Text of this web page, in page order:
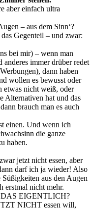
aber einfach ultra
– aus dem Sinn‘?
Gegenteil – und zwar:
bei mir) – wenn man
anderes immer drüber redet
dann haben
wollen es bewusst oder
etwas nicht weiß, oder
Alternativen hat und das
brauch man es auch
einen. Und wenn ich
die ganze
haben.
jetzt nicht essen, aber
darf ich ja wieder! Also
aus den Augen
erstmal nicht mehr.
EIGENTLICH?
NICHT essen will,